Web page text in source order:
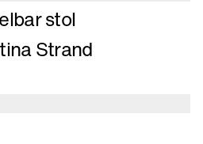
stol
Strand